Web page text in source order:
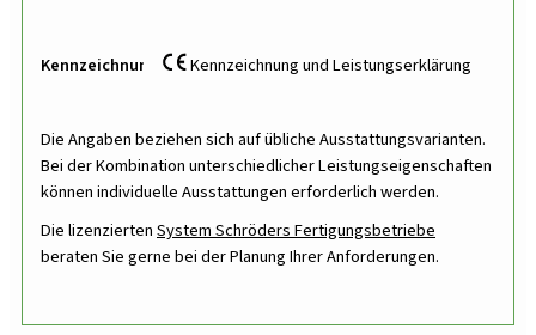
Kennzeichnung Kennzeichnung und Leistungserklärung
Die Angaben beziehen sich auf übliche Ausstattungsvarianten.
Bei der Kombination unterschiedlicher Leistungseigenschaften
können individuelle Ausstattungen erforderlich werden.
Die lizenziertenSystem Schröders Fertigungsbetriebe
beraten Sie gerne bei der Planung Ihrer Anforderungen.